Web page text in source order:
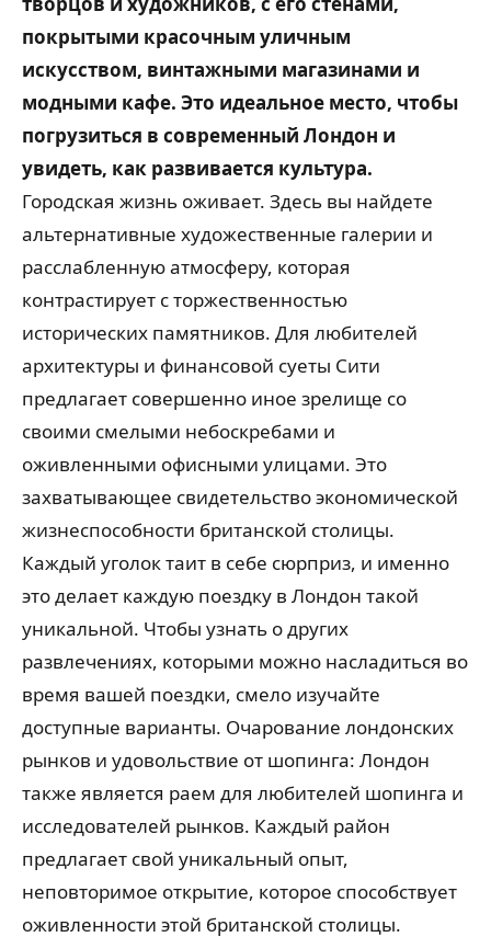
покрытыми красочным уличным
искусством, винтажными магазинами и
модными кафе. Это идеальное место, чтобы
погрузиться в современный Лондон и
увидеть, как развивается культура.
Городская жизнь оживает. Здесь вы найдете
альтернативные художественные галерии и
расслабленную атмосферу, которая
контрастирует с торжественностью
исторических памятников. Для любителей
архитектуры и финансовой суеты Сити
предлагает совершенно иное зрелище со
своими смелыми небоскребами и
оживленными офисными улицами. Это
захватывающее свидетельство экономической
жизнеспособности британской столицы.
Каждый уголок таит в себе сюрприз, и именно
это делает каждую поездку в Лондон такой
уникальной. Чтобы узнать о других
развлечениях, которыми можно насладиться во
время вашей поездки, смело изучайте
доступные варианты. Очарование лондонских
рынков и удовольствие от шопинга: Лондон
также является раем для любителей шопинга и
исследователей рынков. Каждый район
предлагает свой уникальный опыт,
неповторимое открытие, которое способствует
оживленности этой британской столицы.